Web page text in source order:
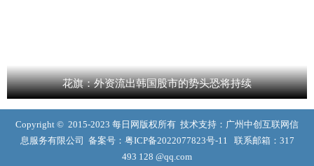
花旗：外资流出韩国股市的势头恐将持续
Copyright © 2015-2023 每日网版权所有 技术支持：广州中创互联网信
息服务有限公司 备案号： 粤ICP备2022077823号-11
联系邮箱：317
493 128 @qq.com